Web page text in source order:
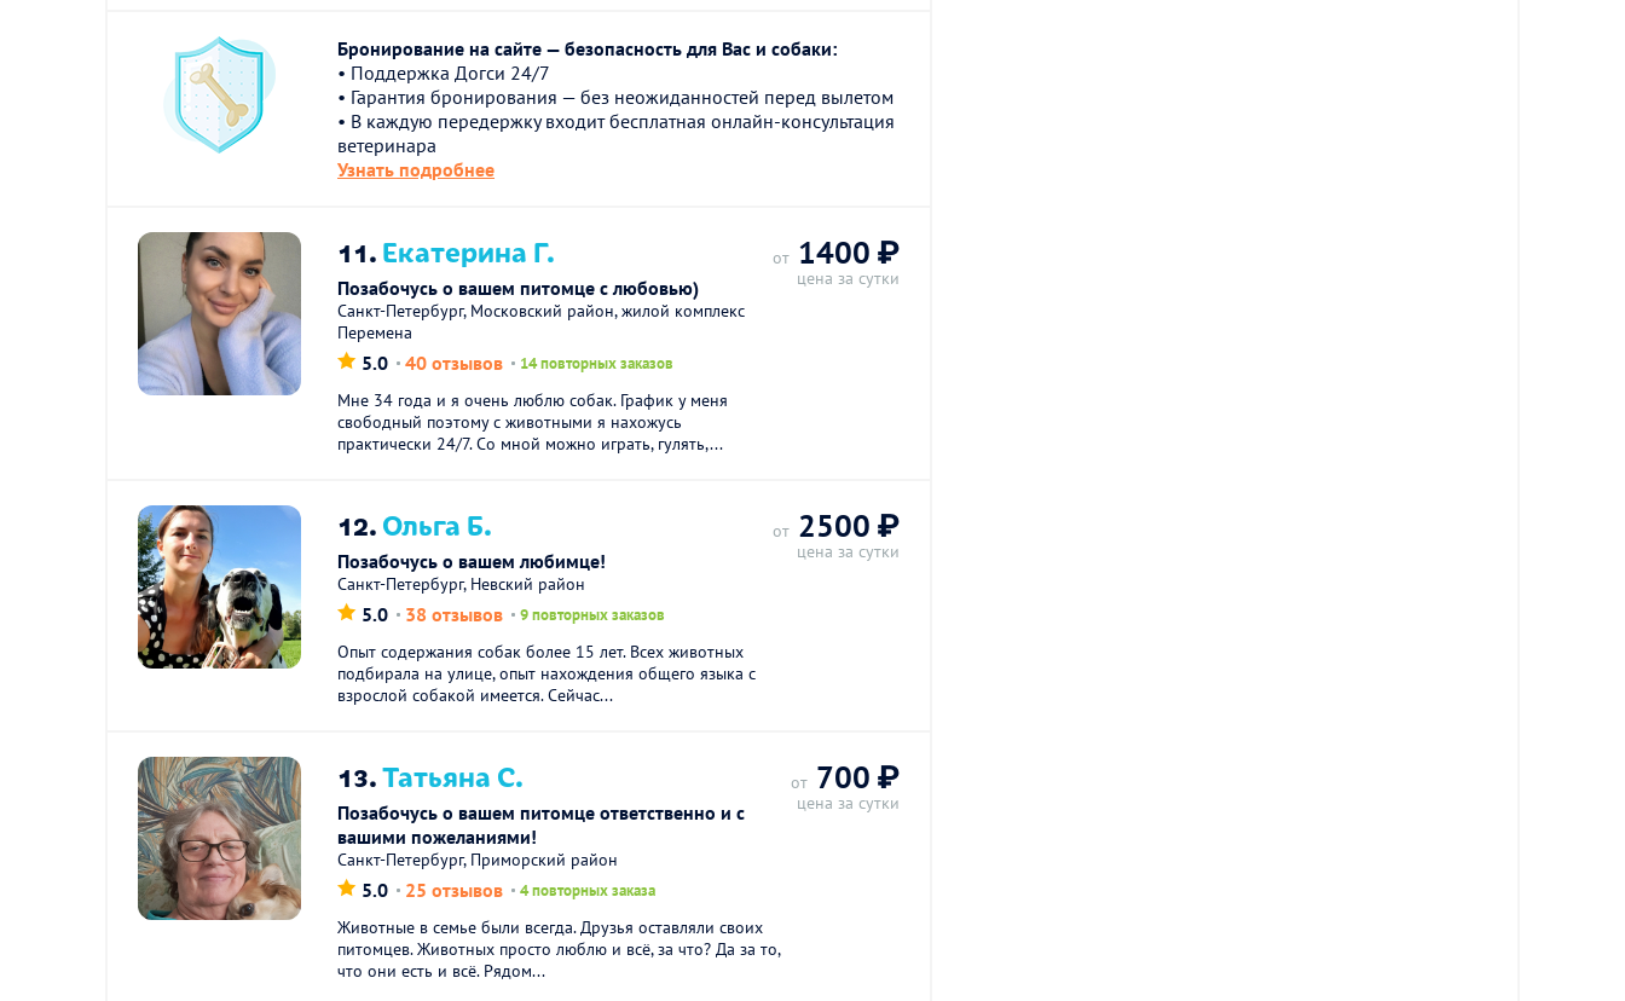
Бронирование на сайте — безопасность для Вас и собаки:
• Поддержка Догси 24/7
• Гарантия бронирования — без неожиданностей перед вылетом
• В каждую передержку входит бесплатная онлайн-консультация
ветеринара
Узнать подробнее
11.Екатерина Г.
Позабочусь о вашем питомце с любовью)
Санкт-Петербург, Московский район, жилой комплекс
Перемена
5.0 40 отзывов 14 повторных заказов
Мне 34 года и я очень люблю собак. График у меня
свободный поэтому с животными я нахожусь
практически 24/7. Со мной можно играть, гулять,...
от 1400 ₽
цена за сутки
12.Ольга Б.
Позабочусь о вашем любимце!
Санкт-Петербург, Невский район
5.0 38 отзывов 9 повторных заказов
Опыт содержания собак более 15 лет. Всех животных
подбирала на улице, опыт нахождения общего языка с
взрослой собакой имеется. Сейчас...
от 2500 ₽
цена за сутки
13.Татьяна С.
Позабочусь о вашем питомце ответственно и с
вашими пожеланиями!
Санкт-Петербург, Приморский район
5.0 25 отзывов 4 повторных заказа
Животные в семье были всегда. Друзья оставляли своих
питомцев. Животных просто люблю и всё, за что? Да за то,
что они есть и всё. Рядом...
от 700 ₽
цена за сутки